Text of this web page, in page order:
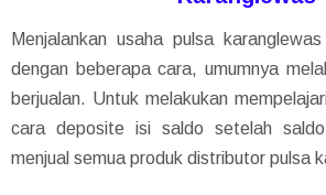
Menjalankan usaha pulsa
dengan beberapa cara, umumnya
berjualan. Untuk melakukan
cara deposite isi saldo setelah
menjual semua produk distributor pulsa